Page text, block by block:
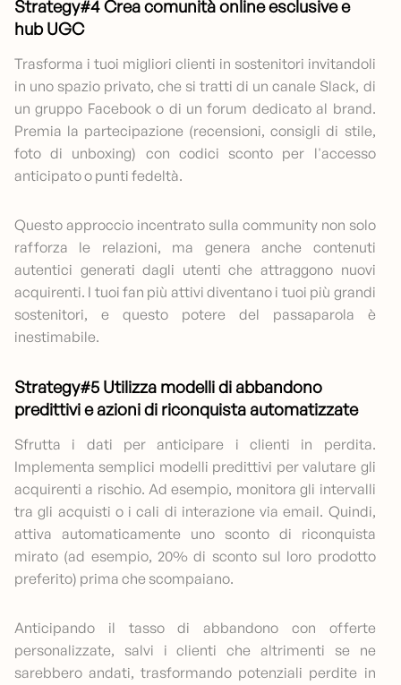
Strategy#4 Crea comunità online esclusive e
hub UGC
Trasforma i tuoi migliori clienti in sostenitori invitandoli
in uno spazio privato, che si tratti di un canale Slack, di
un gruppo Facebook o di un forum dedicato al brand.
Premia la partecipazione (recensioni, consigli di stile,
foto di unboxing) con codici sconto per l'accesso
anticipato o punti fedeltà.
Questo approccio incentrato sulla community non solo
rafforza le relazioni, ma genera anche contenuti
autentici generati dagli utenti che attraggono nuovi
acquirenti. I tuoi fan più attivi diventano i tuoi più grandi
sostenitori, e questo potere del passaparola è
inestimabile.
Strategy#5 Utilizza modelli di abbandono
predittivi e azioni di riconquista automatizzate
Sfrutta i dati per anticipare i clienti in perdita.
Implementa semplici modelli predittivi per valutare gli
acquirenti a rischio. Ad esempio, monitora gli intervalli
tra gli acquisti o i cali di interazione via email. Quindi,
attiva automaticamente uno sconto di riconquista
mirato (ad esempio, 20% di sconto sul loro prodotto
preferito) prima che scompaiano.
Anticipando il tasso di abbandono con offerte
personalizzate, salvi i clienti che altrimenti se ne
sarebbero andati, trasformando potenziali perdite in